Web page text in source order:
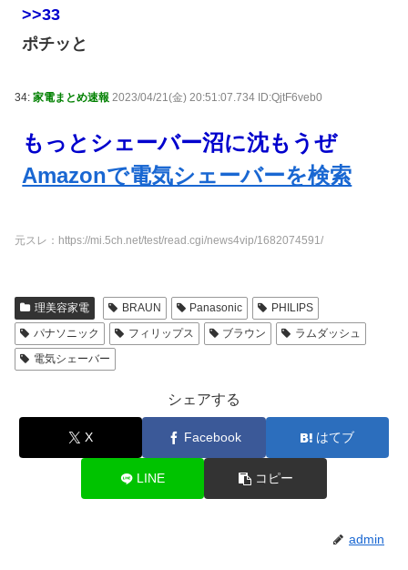
>>33
ポチッと
34: 家電まとめ速報 2023/04/21(金) 20:51:07.734 ID:QjtF6veb0
もっとシェーバー沼に沈もうぜ
Amazonで電気シェーバーを検索
元スレ：https://mi.5ch.net/test/read.cgi/news4vip/1682074591/
理美容家電 BRAUN Panasonic
PHILIPS
パナソニック
フィリップス ブラウン
ラムダッシュ
電気シェーバー
シェアする
X Facebook はてブ
LINE コピー
admin